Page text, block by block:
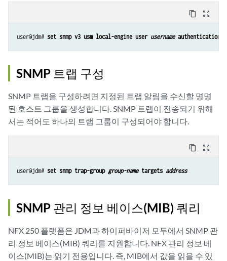
content_copy zoom_out_map
user@jdm# set snmp v3 usm local-engine user username authentication-
SNMP 트랩 구성
SNMP 트랩을 구성하려면 지정된 트랩 알림을 수신할 명명
된 호스트 그룹을 생성합니다. SNMP 트랩이 전송되기 위해
서는 적어도 하나의 트랩 그룹이 구성되어야 합니다.
content_copy zoom_out_map
user@jdm# set snmp trap-group group-name targets address
SNMP 관리 정보 베이스(MIB) 쿼리
NFX 250 플랫폼은 JDM과 하이퍼바이저 모두에서 SNMP 관
리 정보 베이스(MIB) 쿼리를 지원합니다. NFX 관리 정보 베
이스(MIB)는 읽기 전용입니다. 즉, MIB에서 값을 읽을 수 있